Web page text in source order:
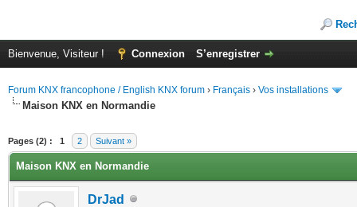
Bienvenue, Visiteur ! Connexion S’enregistrer
Forum KNX francophone / English KNX forum › Français › Vos installations
Maison KNX en Normandie
Pages (2) : 1 2 Suivant »
Maison KNX en Normandie
DrJad